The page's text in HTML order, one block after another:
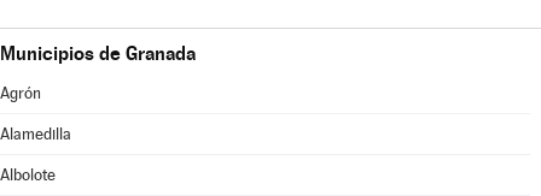
Municipios de Granada
Agrón
Alamedilla
Albolote